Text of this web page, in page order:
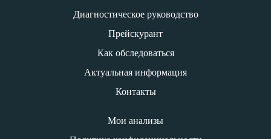
Диагностическое руководство
Прейскурант
Как обследоваться
Актуальная информация
Контакты
Мои анализы